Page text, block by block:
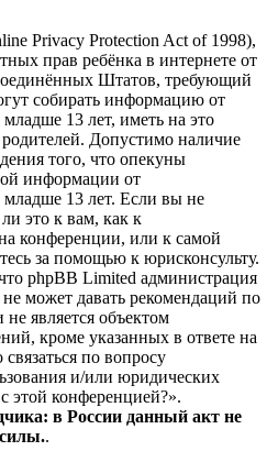
Privacy Protection Act of 1998),
прав ребёнка в интернете от
Штатов, требующий
собирать информацию от
13 лет, иметь на это
Допустимо наличие
того, что опекуны
информации от
13 лет. Если вы не
это к вам, как к
конференции, или к самой
за помощью к юрисконсульту.
phpBB Limited администрация
может давать рекомендаций по
является объектом
кроме указанных в ответе на
по вопросу
и/или юридических
этой конференцией?».
в России данный акт не
.